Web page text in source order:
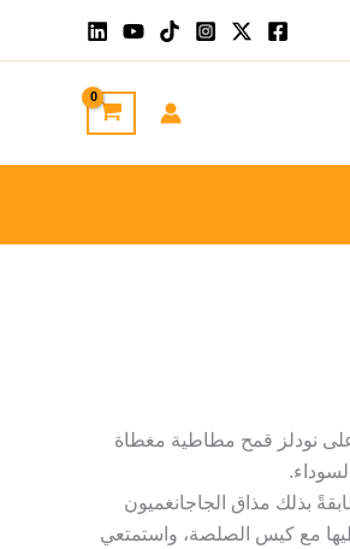
على نودلز قمح مطاطية مغطاة
بذلك مذاق الجاجانغميون
مع كيس الصلصة، واستمتعي